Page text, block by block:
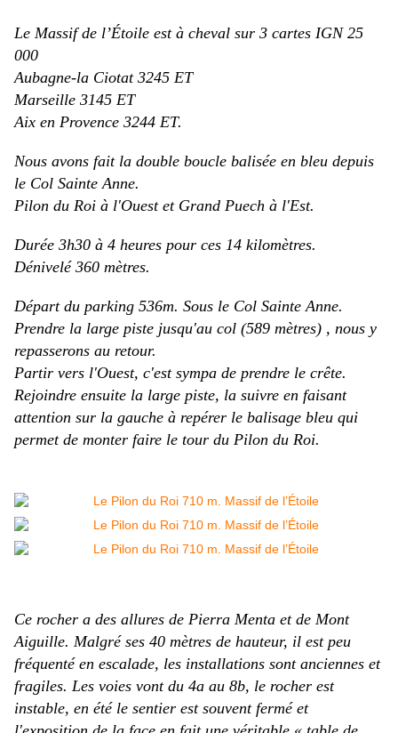
Le Massif de l’Étoile est à cheval sur 3 cartes IGN 25
000
Aubagne-la Ciotat 3245 ET
Marseille 3145 ET
Aix en Provence 3244 ET.
Nous avons fait la double boucle balisée en bleu depuis
le Col Sainte Anne.
Pilon du Roi à l'Ouest et Grand Puech à l'Est.
Durée 3h30 à 4 heures pour ces 14 kilomètres.
Dénivelé 360 mètres.
Départ du parking 536m. Sous le Col Sainte Anne.
Prendre la large piste jusqu'au col (589 mètres) , nous y
repasserons au retour.
Partir vers l'Ouest, c'est sympa de prendre le crête.
Rejoindre ensuite la large piste, la suivre en faisant
attention sur la gauche à repérer le balisage bleu qui
permet de monter faire le tour du Pilon du Roi.
Ce rocher a des allures de Pierra Menta et de Mont
Aiguille. Malgré ses 40 mètres de hauteur, il est peu
fréquenté en escalade, les installations sont anciennes et
fragiles. Les voies vont du 4a au 8b, le rocher est
instable, en été le sentier est souvent fermé et